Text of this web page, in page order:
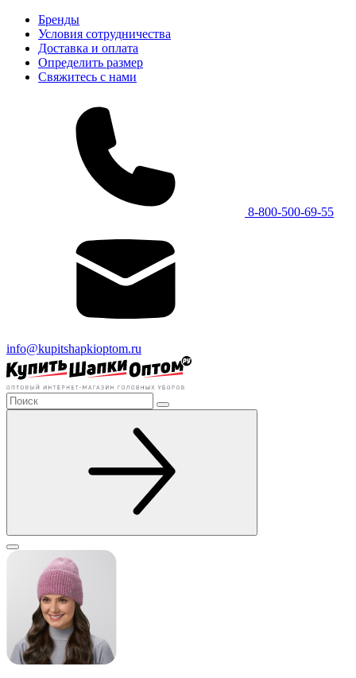
Бренды
Условия сотрудничества
Доставка и оплата
Определить размер
Свяжитесь с нами
8-800-500-69-55
info@kupitshapkioptom.ru